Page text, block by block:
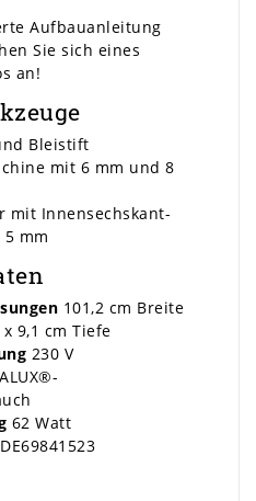
Aufbauanleitung
Sie sich eines
an!
Bleistift
mit 6 mm und 8
mit Innensechskant-
mm
101,2 cm Breite
9,1 cm Tiefe
230 V
62 Watt
DE69841523